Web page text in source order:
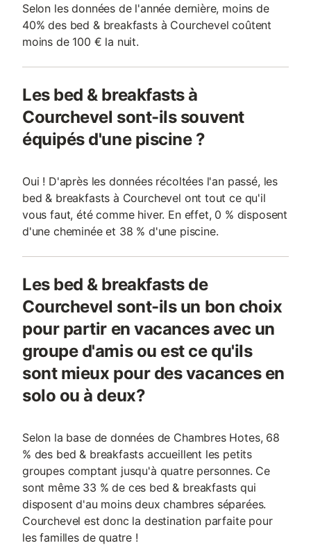
Selon les données de l'année dernière, moins de
40% des bed & breakfasts à Courchevel coûtent
moins de 100 € la nuit.
Les bed & breakfasts à
Courchevel sont-ils souvent
équipés d'une piscine ?
Oui ! D'après les données récoltées l'an passé, les
bed & breakfasts à Courchevel ont tout ce qu'il
vous faut, été comme hiver. En effet, 0 % disposent
d'une cheminée et 38 % d'une piscine.
Les bed & breakfasts de
Courchevel sont-ils un bon choix
pour partir en vacances avec un
groupe d'amis ou est ce qu'ils
sont mieux pour des vacances en
solo ou à deux?
Selon la base de données de Chambres Hotes, 68
% des bed & breakfasts accueillent les petits
groupes comptant jusqu'à quatre personnes. Ce
sont même 33 % de ces bed & breakfasts qui
disposent d'au moins deux chambres séparées.
Courchevel est donc la destination parfaite pour
les familles de quatre !